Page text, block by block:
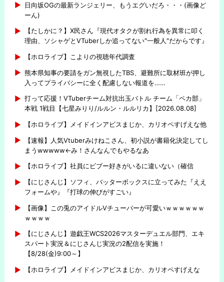
日向坂OGの最新ランジェリー、もうエグいだろ・・・(画像ど
ーん)
【たしかに？】X民さん『現代オタクが割れ行為を異常に叩く
理由、ソシャゲとVTuberしか追ってない"一般人"だからです』
【ホロライブ】こよりの視聴年代調査
熊本県知事の要請をガン無視したTBS、避難所に取材班が押し
入ってプライバシーに全く配慮しない報道を……
打って応援！VTuberチーム対抗出玉バトル チーム「ペカ部」
本戦 1戦目【七星みりり/ルルン・ルルリカ】[2026.08.08]
【ホロライブ】メイドインアビスまじか、カリオペすげえな他
【速報】人気Vtuberみけねこさん、初小説が書籍化決定してし
まうwwwww←み！さんなんでもやるなあ
【ホロライブ】社員にビブー好きがいるに違いない（確信
【にじさんじ】ソフィ、バッターボックスに立ってみた『ええ
フォームや』『打球の伸びがすごい』
【画像】この兎のアイドルVチューバーが可愛いｗｗｗｗｗｗ
ｗｗｗｗ
【にじさんじ】遊戯王WCS2026マスターデュエル部門、エキ
スパート実況＆にじさんじ実況の2配信を実施！
【8/28(金)9:00～】
【ホロライブ】メイドインアビスまじか、カリオペすげえな